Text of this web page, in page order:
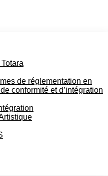
de réglementation en
conformité et d’intégration